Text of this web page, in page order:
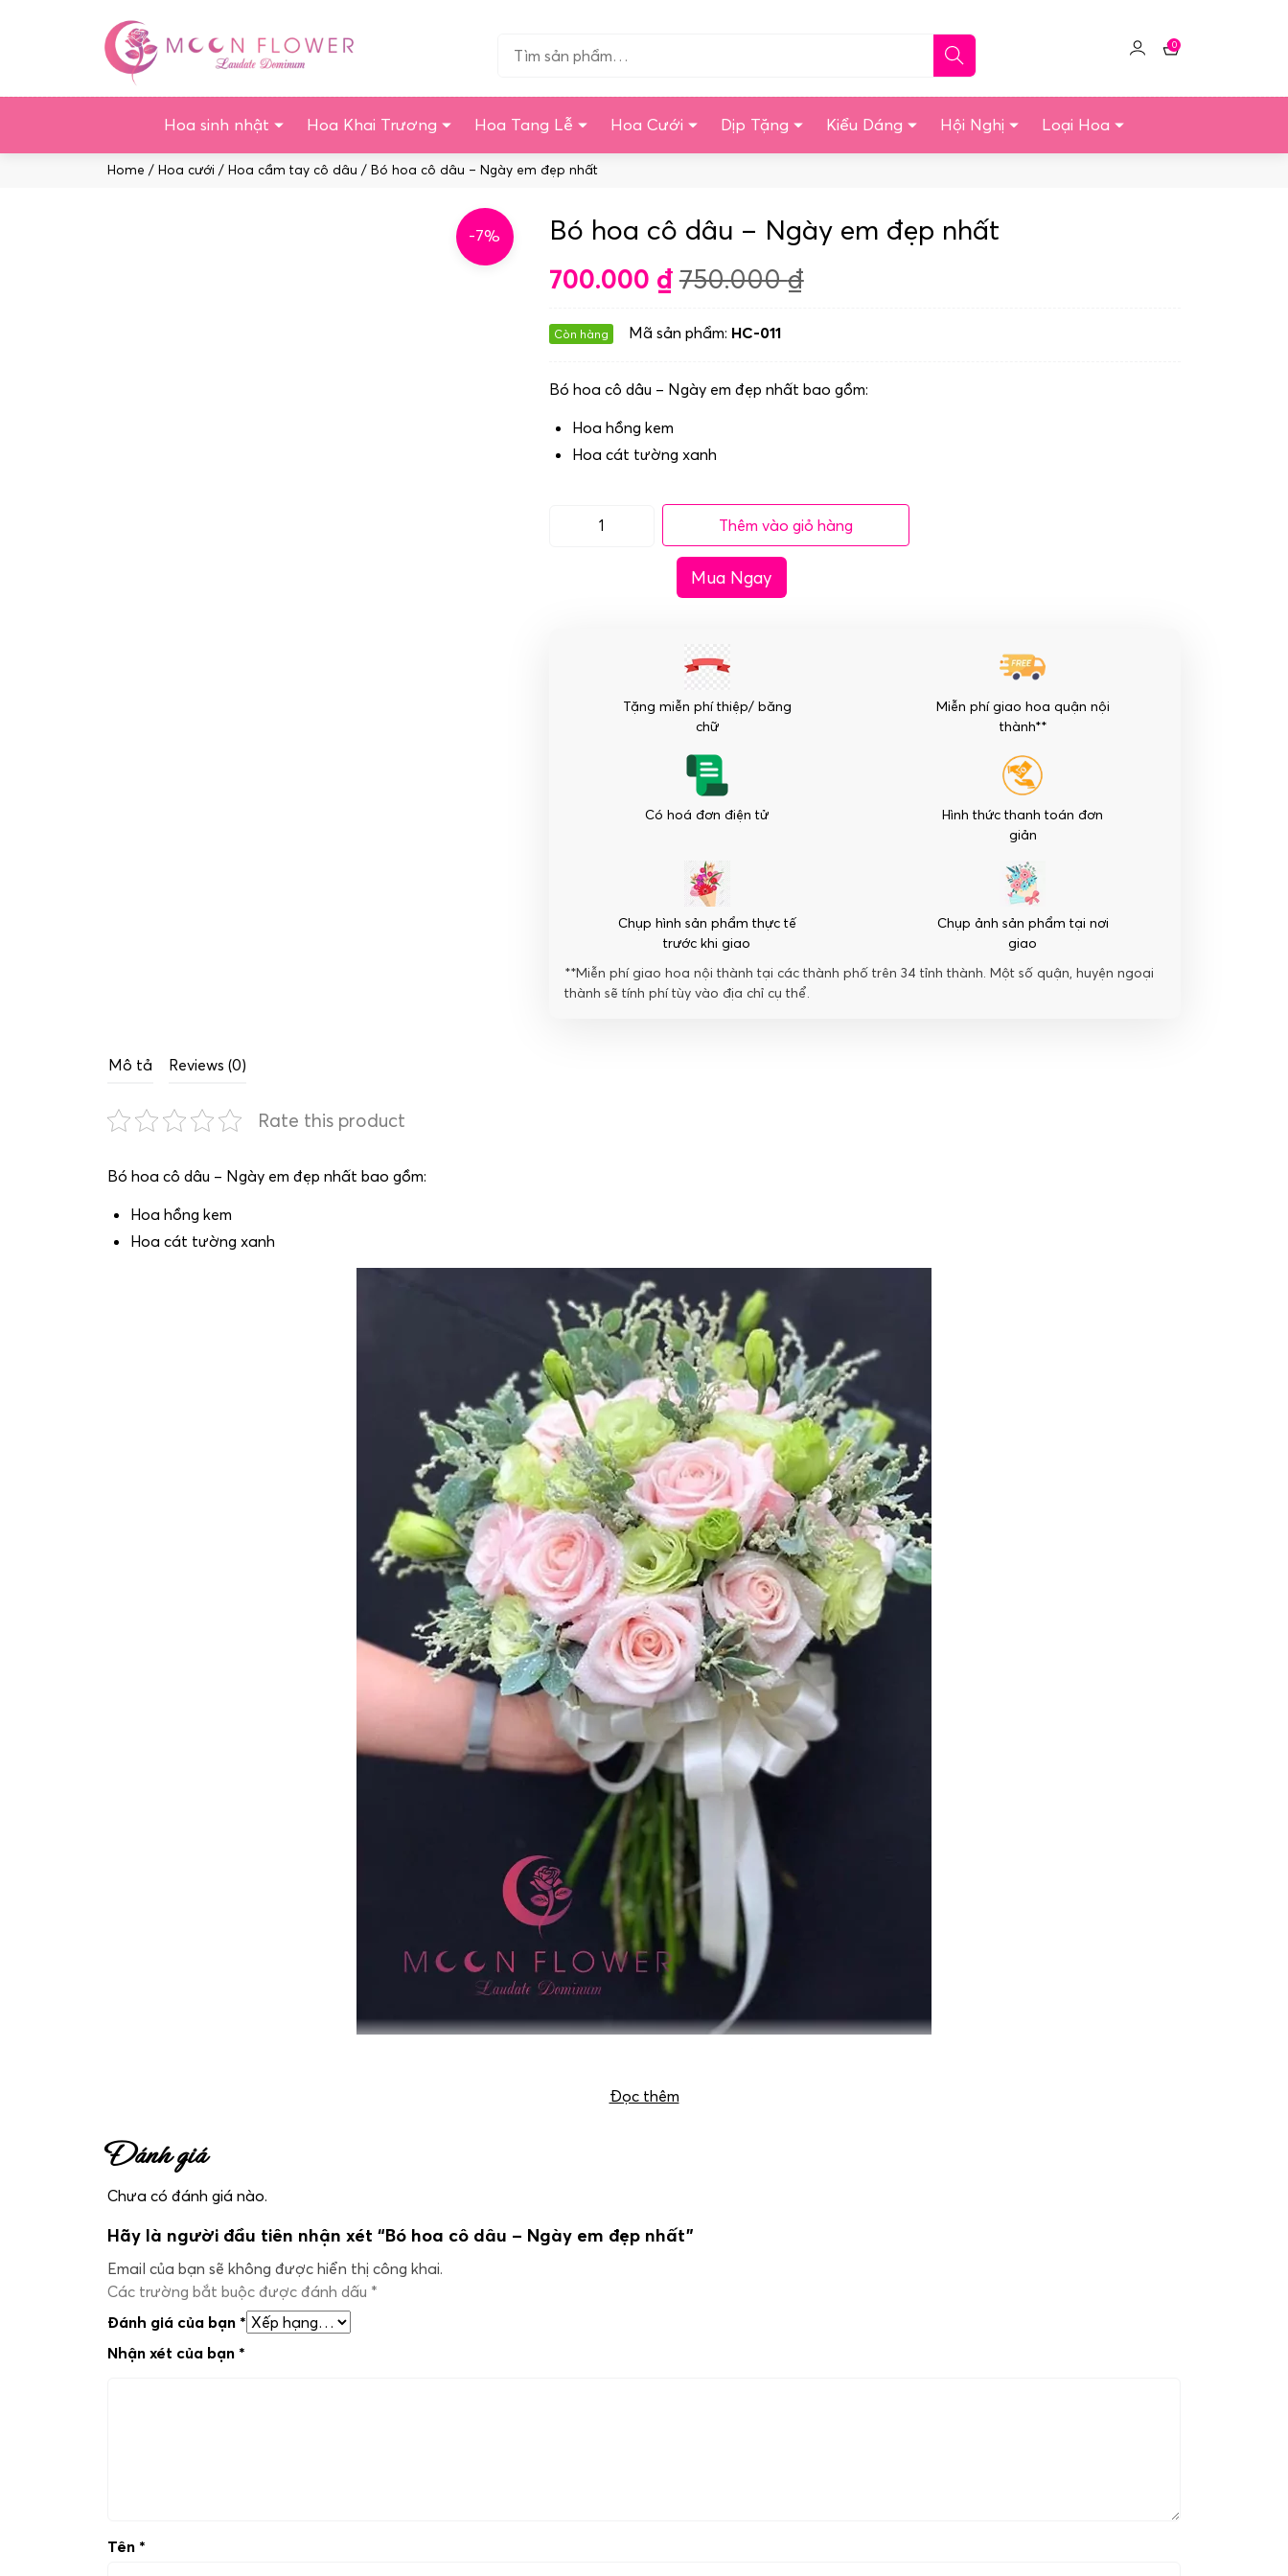
Tìm…
Click
tài
0
Giỏ
Hoa sinh nhật Hoa Khai Trương Hoa Tang Lễ Hoa Cưới Dịp Tặng Kiểu Dáng Hội Nghị Loại Hoa
Home / Hoa cưới / Hoa cầm tay cô dâu / Bó hoa cô dâu – Ngày em đẹp nhất
-7% Bó hoa cô dâu – Ngày em đẹp nhất
700.000 ₫ 750.000₫
Còn hàng Mã sản phẩm: HC-011
Bó hoa cô dâu – Ngày em đẹp nhất bao gồm:
Hoa hồng kem
Hoa cát tường xanh
Bó
đẹp
Thêm vào giỏ hàng
Mua Ngay
Tặng miễn phí thiệp/ băng
chữ
Miễn phí giao hoa quận nội
thành**
Có hoá đơn điện tử
Hình thức thanh toán đơn
giản
Chụp hình sản phẩm thực tế
trước khi giao
Chụp ảnh sản phẩm tại nơi
giao
**Miễn phí giao hoa nội thành tại các thành phố trên 34 tỉnh thành. Một số quận, huyện ngoại
thành sẽ tính phí tùy vào địa chỉ cụ thể.
Mô tả Reviews (0)
Rate this product
Bó hoa cô dâu – Ngày em đẹp nhất bao gồm:
Hoa hồng kem
Hoa cát tường xanh
Đọc thêm
Đánh giá
Chưa có đánh giá nào.
Hãy là người đầu tiên nhận xét “Bó hoa cô dâu – Ngày em đẹp nhất”
Email của bạn sẽ không được hiển thị công khai.
Các trường bắt buộc được đánh dấu *
Đánh giá của bạn *
Nhận xét của bạn *
Tên *